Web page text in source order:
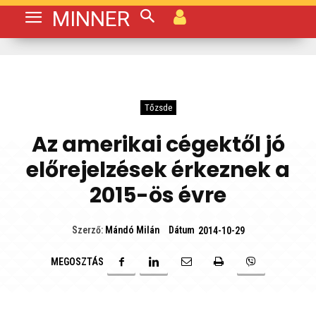
MINNER
Tőzsde
Az amerikai cégektől jó
előrejelzések érkeznek a
2015-ös évre
Szerző: Mándó Milán Dátum 2014-10-29
MEGOSZTÁS